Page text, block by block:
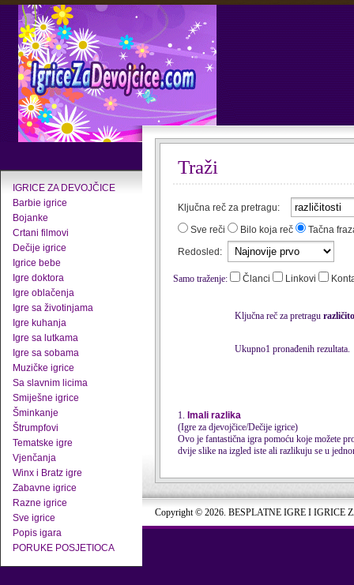
IGRICE ZA DEVOJČICE
Barbie igrice
Bojanke
Crtani filmovi
Dečije igrice
Igrice bebe
Igre doktora
Igre oblačenja
Igre sa životinjama
Igre kuhanja
Igre sa lutkama
Igre sa sobama
Muzičke igrice
Sa slavnim licima
Smiješne igrice
Šminkanje
Štrumpfovi
Tematske igre
Vjenčanja
Winx i Bratz igre
Zabavne igrice
Razne igrice
Sve igrice
Popis igara
PORUKE POSJETIOCA
Traži
Ključna reč za pretragu:
Sve reči
Bilo koja reč
Tačna
Redosled:
Samo traženje: Članci Linkovi
Ključna reč za pretragu
Ukupno1 pronađenih rezultata.
1. Imali razlika
(Igre za djevojčice/Dečije igrice)
Ovo je fantastična igra pomoću koje možete
dvije slike na izgled iste ali razlikuju se u
Copyright © 2026. BESPLATNE IGRE I IGRICE